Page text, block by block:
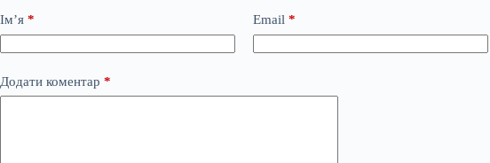
Ім’я * Email *
Додати коментар *